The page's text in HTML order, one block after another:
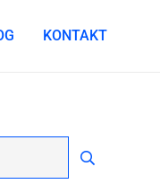
KONTAKT